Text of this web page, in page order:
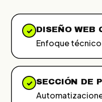
✓ DISEÑO WEB
Enfoque
✓ SECCIÓN DE